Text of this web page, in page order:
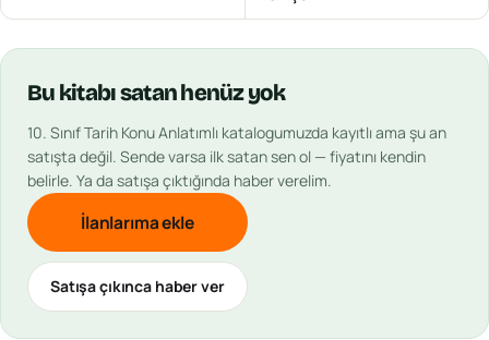
Bu kitabısatan henüz yok
10. Sınıf Tarih Konu Anlatımlı katalogumuzda kayıtlı ama şu an
satışta değil. Sende varsa ilk satan sen ol — fiyatını kendin
belirle. Ya da satışa çıktığında haber verelim.
İlanlarıma ekle
Satışa çıkınca haber ver